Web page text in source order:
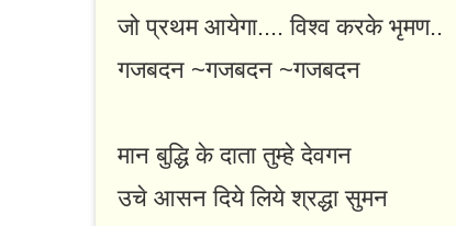
जो प्रथम आयेगा.... विश्व करके भृमण..
गजबदन ~गजबदन ~गजबदन
मान बुद्धि के दाता तुम्हे देवगन
उचे आसन दिये लिये श्रद्धा सुमन